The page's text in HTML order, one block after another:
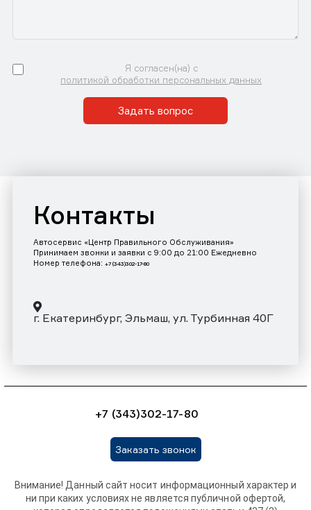
Я согласен(на) с
политикой обработки персональных данных
Задать вопрос
Контакты
Автосервис «Центр Правильного Обслуживания»
Принимаем звонки и заявки с 9:00 до 21:00 Ежедневно
Номер телефона: +7 (343)302-17-80
г. Екатеринбург, Эльмаш, ул. Турбинная 40Г
+7 (343)302-17-80
Заказать звонок
Внимание! Данный сайт носит информационный характер и
ни при каких условиях не является публичной офертой,